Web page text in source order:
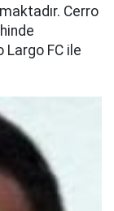
Cerro
Largo FC ile